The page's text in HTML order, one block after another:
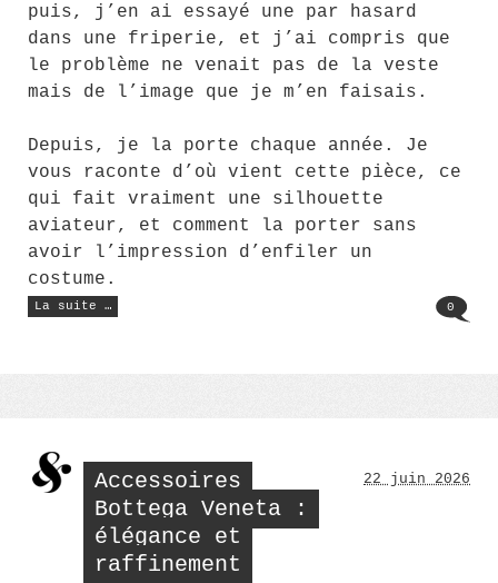
puis, j’en ai essayé une par hasard
dans une friperie, et j’ai compris que
le problème ne venait pas de la veste
mais de l’image que je m’en faisais.
Depuis, je la porte chaque année. Je
vous raconte d’où vient cette pièce, ce
qui fait vraiment une silhouette
aviateur, et comment la porter sans
avoir l’impression d’enfiler un
costume.
La suite …
« Style
aviateur
0
Accessoires
Bottega Veneta :
élégance et
raffinement
22 juin 2026